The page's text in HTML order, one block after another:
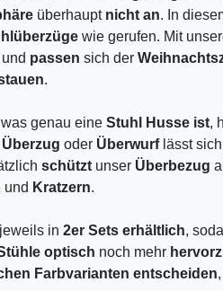
überhaupt nicht an. In
wie gerufen. Mit
und passen sich der
.
genau eine Stuhl Husse ist,
Überzug oder Überwurf lässt
schützt unser Überbezug
und Kratzern.
in 2er Sets erhältlich,
optisch noch mehr
Farbvarianten entscheiden